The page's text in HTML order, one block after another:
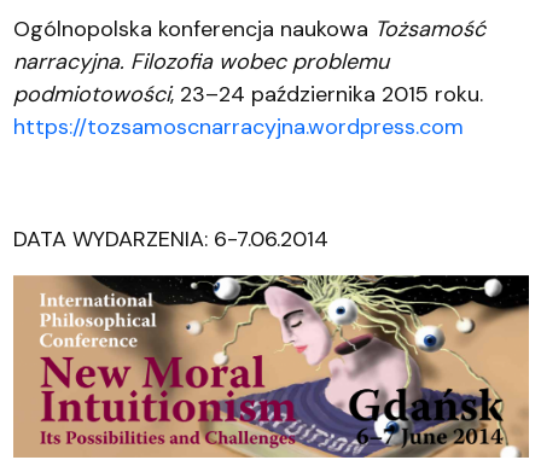
Ogólnopolska konferencja naukowa Tożsamość
narracyjna. Filozofia wobec problemu
podmiotowości, 23–24 października 2015 roku.
https://tozsamoscnarracyjna.wordpress.com
DATA WYDARZENIA: 6-7.06.2014